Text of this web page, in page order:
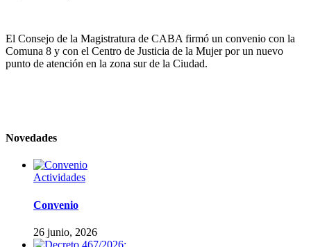
El Consejo de la Magistratura de CABA firmó un convenio con la
Comuna 8 y con el Centro de Justicia de la Mujer por un nuevo
punto de atención en la zona sur de la Ciudad.
Novedades
Actividades
Convenio
26 junio, 2026